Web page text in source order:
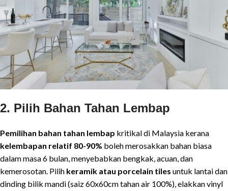
2. Pilih Bahan Tahan Lembap
Pemilihan bahan tahan lembap kritikal di Malaysia kerana
kelembapan relatif 80-90% boleh merosakkan bahan biasa
dalam masa 6 bulan, menyebabkan bengkak, acuan, dan
kemerosotan. Pilih keramik atau porcelain tiles untuk lantai dan
dinding bilik mandi (saiz 60x60cm tahan air 100%), elakkan vinyl